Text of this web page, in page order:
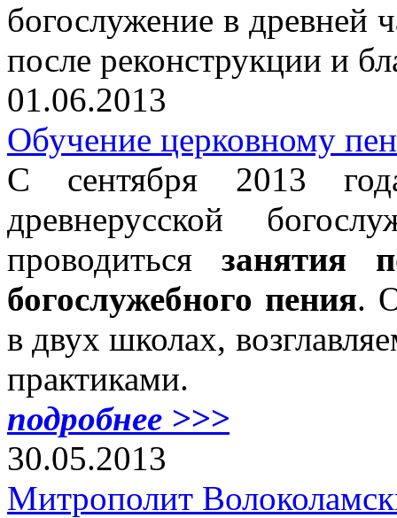
богослужение в древней
после реконструкции и
01.06.2013
Обучение церковному
С сентября 2013
древнерусской
проводиться занятия
богослужебного пения.
в двух школах,
практиками.
подробнее >>>
30.05.2013
Митрополит